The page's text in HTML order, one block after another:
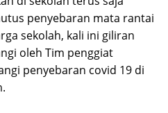
penyebaran mata rantai
sekolah, kali ini giliran
oleh Tim penggiat
penyebaran covid 19 di